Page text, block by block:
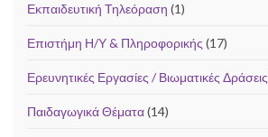
Εκπαιδευτική Τηλεόραση (1)
Επιστήμη Η/Υ & Πληροφορικής (17)
Ερευνητικές Εργασίες / Βιωματικές Δράσεις
Παιδαγωγικά Θέματα(14)